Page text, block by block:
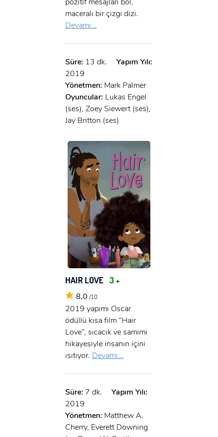
maceralı bir çizgi dizi.
Devamı...
Süre: 13 dk.
Yapım Yılı:
2019
Yönetmen: Mark Palmer
Oyuncular: Lukas Engel
(ses), Zoey Siewert (ses),
Jay Britton (ses)
HAIR LOVE 3 +
8,0 /10
2019 yapımı Oscar
ödüllü kısa film “Hair
Love”, sıcacık ve samimi
hikayesiyle insanın içini
ısıtıyor. Devamı...
Süre: 7 dk.
Yapım Yılı:
2019
Yönetmen: Matthew A.
Cherry, Everett Downing